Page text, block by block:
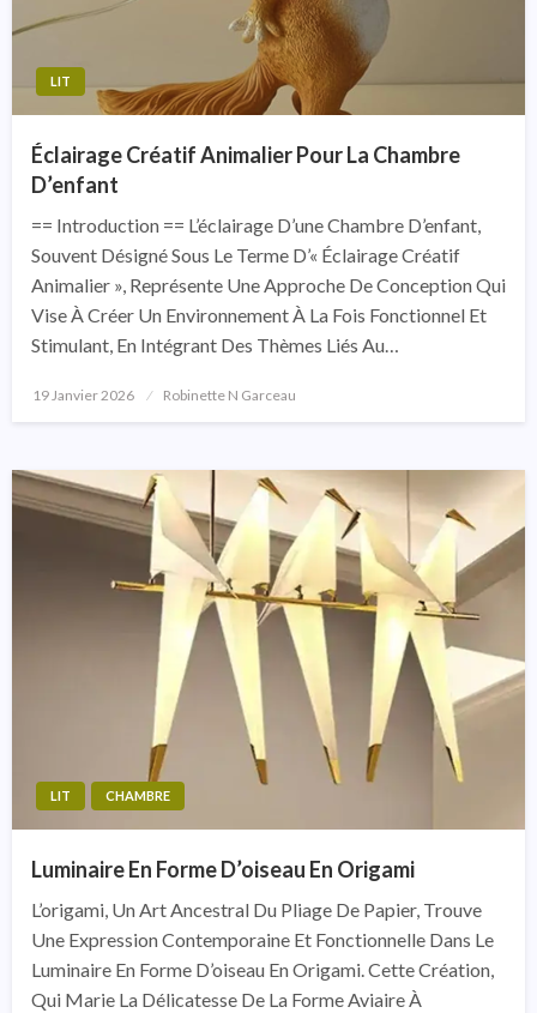
LIT
Éclairage Créatif Animalier Pour La Chambre
D’enfant
== Introduction == L’éclairage D’une Chambre D’enfant,
Souvent Désigné Sous Le Terme D’« Éclairage Créatif
Animalier », Représente Une Approche De Conception Qui
Vise À Créer Un Environnement À La Fois Fonctionnel Et
Stimulant, En Intégrant Des Thèmes Liés Au…
Posted
19 Janvier 2026 Robinette N Garceau
LIT CHAMBRE
Luminaire En Forme D’oiseau En Origami
L’origami, Un Art Ancestral Du Pliage De Papier, Trouve
Une Expression Contemporaine Et Fonctionnelle Dans Le
Luminaire En Forme D’oiseau En Origami. Cette Création,
Qui Marie La Délicatesse De La Forme Aviaire À